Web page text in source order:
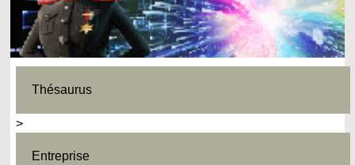
Thésaurus
>
Entreprise